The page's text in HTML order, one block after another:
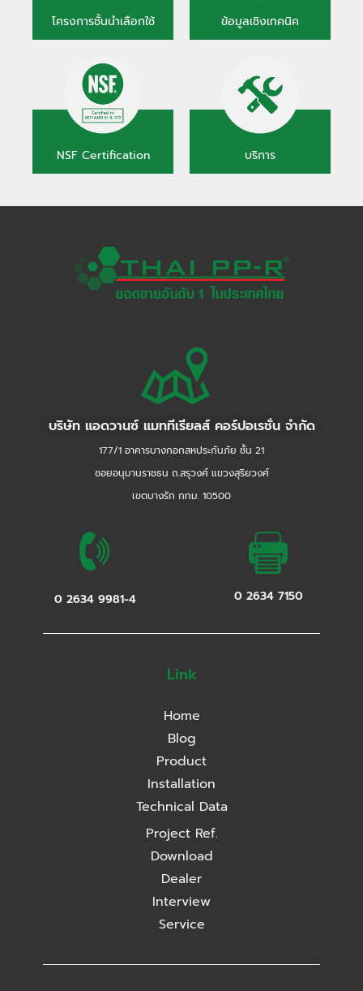
โครงการชั้นนำเลือกใช้ ข้อมูลเชิงเทคนิค
NSF Certification บริการ
บริษัท แอดวานซ์ แมททีเรียลส์ คอร์ปอเรชั่น จำกัด
177/1 อาคารบางกอกสหประกันภัย ชั้น 21
ซอยอนุมานราชธน ถ.สรุวงศ์ แขวงสุริยวงศ์
เขตบางรัก กทม. 10500
0 2634 9981-4 0 2634 7150
Link
Home
Blog
Product
Installation
Technical Data
Project Ref.
Download
Dealer
Interview
Service